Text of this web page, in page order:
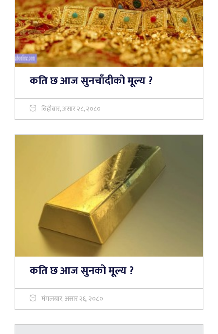
कति छ आज सुनचाँदीको मूल्य ?
बिहीबार, असार २८, २०८०
कति छ आज सुनको मूल्य ?
मंगलबार, असार २६, २०८०